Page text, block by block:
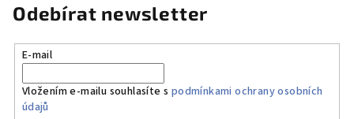
Odebírat newsletter
E-mail
Vložením e-mailu souhlasíte s podmínkami ochrany osobních
údajů